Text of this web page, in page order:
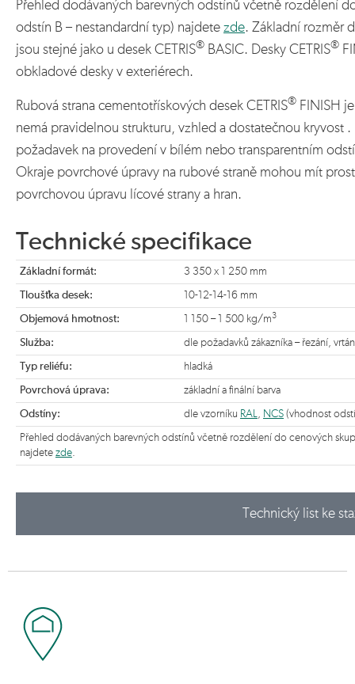
Přehled dodávaných barevných odstínů včetně rozdělení
odstín B – nestandardní typ) najdete zde. Základní rozměr
jsou stejné jako u desek CETRIS® BASIC. Desky CETRIS®
obkladové desky v exteriérech.
Rubová strana cementotřískových desek CETRIS® FINISH
nemá pravidelnou strukturu, vzhled a dostatečnou kryvost
požadavek na provedení v bílém nebo transparentním
Okraje povrchové úpravy na rubové straně mohou mít
povrchovou úpravu lícové strany a hran.
Technické specifikace
Základní formát: 3 350 x 1 250 mm
Tloušťka desek: 10-12-14-16 mm
Objemová hmotnost: 1 150 – 1 500 kg/m3
Služba: dle požadavků zákazníka – řezání,
Typ reliéfu: hladká
Povrchová úprava: základní a finální barva
Odstíny: dle vzorníku RAL, NCS (vhodnost
Přehled dodávaných barevných odstínů včetně rozdělení do cenových
najdete zde.
Technický list ke